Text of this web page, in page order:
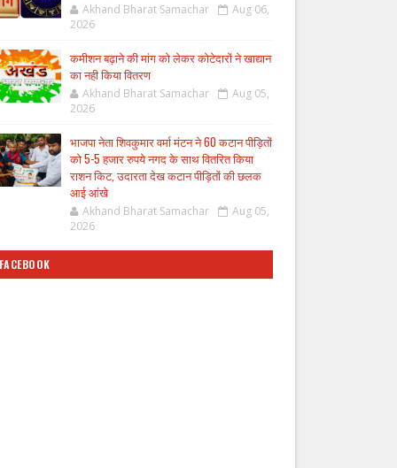
Akhand Bharat Samachar
Aug 06,
2026
कमीशन बढ़ाने की मांग को लेकर कोटेदारों ने खाद्यान
का नही किया वितरण
Akhand Bharat Samachar
Aug 05,
2026
भाजपा नेता शिवकुमार वर्मा मंटन ने 60 कटान पीड़ितों
को 5-5 हजार रुपये नगद के साथ वितरित किया
राशन किट, उदारता देख कटान पीड़ितों की छलक
आई आंखे
Akhand Bharat Samachar
Aug 05,
2026